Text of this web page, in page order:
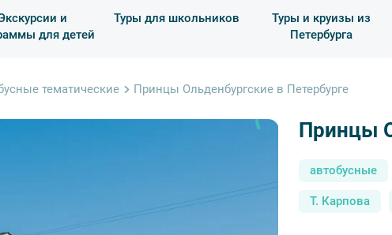
и
для детей
Туры для школьников
Туры и круизы из
Петербурга
тематические Принцы Ольденбургские в Петербурге
Принцы
автобусные
Т. Карпова